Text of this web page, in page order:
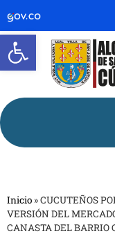
Abrir
Inicio »CUCUTEÑOS
VERSIÓN DEL
CANASTA DEL BARRIO